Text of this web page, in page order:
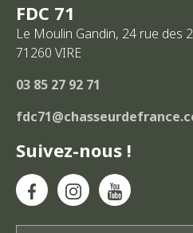
FDC 71
Le Moulin Gandin, 24 rue des
71260 VIRE
03 85 27 92 71
Suivez-nous !